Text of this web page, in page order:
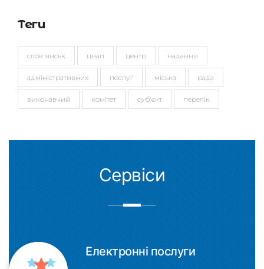
Теги
слов'янськ цнап центр надання
адміністративних послуг міська рада
виконавчий комітет суб'єкт перелік
Сервіси
Електронні послуги